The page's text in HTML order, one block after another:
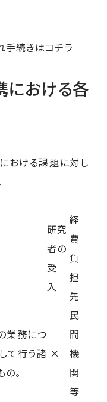
手続きはコチラ
における各
おける課題に対し
研究
者の
受
入
経
費
負
担
先
業務につ
て行う諸
。
×
民
間
機
関
等